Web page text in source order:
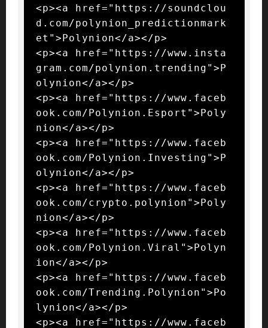
<p><a href="https://soundclou
d.com/polynion_predictionmark
et">Polynion</a></p>
<p><a href="https://www.insta
gram.com/polynion.trending">P
olynion</a></p>
<p><a href="https://www.faceb
ook.com/Polynion.Esport">Poly
nion</a></p>
<p><a href="https://www.faceb
ook.com/Polynion.Investing">P
olynion</a></p>
<p><a href="https://www.faceb
ook.com/crypto.polynion">Poly
nion</a></p>
<p><a href="https://www.faceb
ook.com/Polynion.Viral">Polyn
ion</a></p>
<p><a href="https://www.faceb
ook.com/Trending.Polynion">Po
lynion</a></p>
<p><a href="https://www.faceb